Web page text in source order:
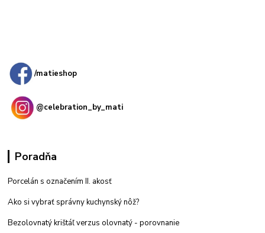
/matieshop
@celebration_by_mati
Poradňa
Porcelán s označením II. akosť
Ako si vybrať správny kuchynský nôž?
Bezolovnatý krištáľ verzus olovnatý - porovnanie